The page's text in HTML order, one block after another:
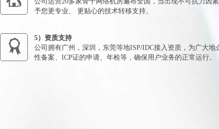
予您更专业、 更贴心的技术转移支持。
5）资质支持
公司拥有广州，深圳，东莞等地ISP/IDC接入资质，为广大
性备案、ICP证的申请、年检等，确保用户业务的正常运行。